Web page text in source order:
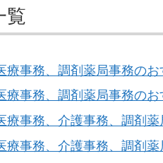
覧
療事務、調剤薬局事務の
療事務、調剤薬局事務の
療事務、介護事務、調剤
療事務、介護事務、調剤